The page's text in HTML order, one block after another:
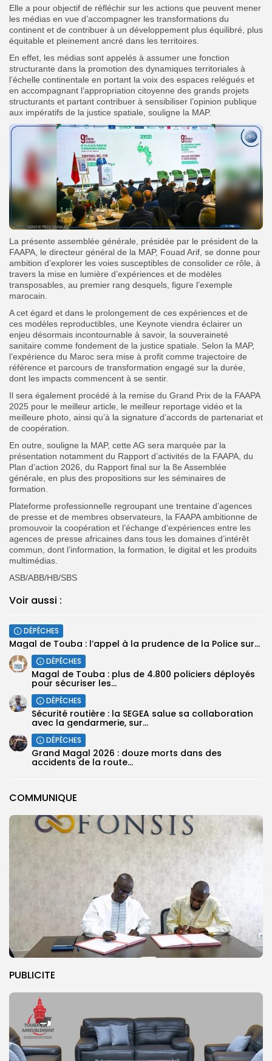
COMMUNIQUE
PUBLICITE
Elle a pour objectif de réfléchir sur les actions que peuvent mener
les médias en vue d’accompagner les transformations du
continent et de contribuer à un développement plus équilibré, plus
équitable et pleinement ancré dans les territoires.
En effet, les médias sont appelés à assumer une fonction
structurante dans la promotion des dynamiques territoriales à
l’échelle continentale en portant la voix des espaces relégués et
en accompagnant l’appropriation citoyenne des grands projets
structurants et partant contribuer à sensibiliser l’opinion publique
aux impératifs de la justice spatiale, souligne la MAP.
La présente assemblée générale, présidée par le président de la
FAAPA, le directeur général de la MAP, Fouad Arif, se donne pour
ambition d’explorer les voies susceptibles de consolider ce rôle, à
travers la mise en lumière d’expériences et de modèles
transposables, au premier rang desquels, figure l’exemple
marocain.
A cet égard et dans le prolongement de ces expériences et de
ces modèles reproductibles, une Keynote viendra éclairer un
enjeu désormais incontournable à savoir, la souveraineté
sanitaire comme fondement de la justice spatiale. Selon la MAP,
l’expérience du Maroc sera mise à profit comme trajectoire de
référence et parcours de transformation engagé sur la durée,
dont les impacts commencent à se sentir.
Il sera également procédé à la remise du Grand Prix de la FAAPA
2025 pour le meilleur article, le meilleur reportage vidéo et la
meilleure photo, ainsi qu’à la signature d’accords de partenariat et
de coopération.
En outre, souligne la MAP, cette AG sera marquée par la
présentation notamment du Rapport d’activités de la FAAPA, du
Plan d’action 2026, du Rapport final sur la 8e Assemblée
générale, en plus des propositions sur les séminaires de
formation.
Plateforme professionnelle regroupant une trentaine d’agences
de presse et de membres observateurs, la FAAPA ambitionne de
promouvoir la coopération et l’échange d’expériences entre les
agences de presse africaines dans tous les domaines d’intérêt
commun, dont l’information, la formation, le digital et les produits
multimédias.
ASB/ABB/HB/SBS
Voir aussi :
DÉPÊCHES
Magal de Touba : l’appel à la prudence de la Police sur...
DÉPÊCHES
Magal de Touba : plus de 4.800 policiers déployés
pour sécuriser les...
DÉPÊCHES
Sécurité routière : la SEGEA salue sa collaboration
avec la gendarmerie, sur...
DÉPÊCHES
Grand Magal 2026 : douze morts dans des
accidents de la route...